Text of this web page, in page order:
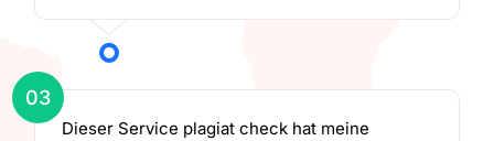
03
Dieser Service plagiat check hat meine